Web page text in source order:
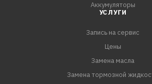
Аккумуляторы
УСЛУГИ
Запись на сервис
Цены
Замена масла
Замена тормозной